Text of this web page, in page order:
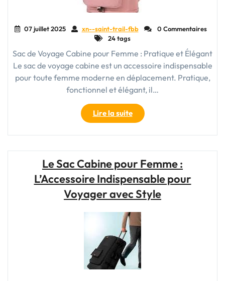
07 juillet 2025 xn--saint-trail-fbb
0 Commentaires
24 tags
Sac de Voyage Cabine pour Femme : Pratique et Élégant
Le sac de voyage cabine est un accessoire indispensable
pour toute femme moderne en déplacement. Pratique,
fonctionnel et élégant, il…
Lire la suite"Le
Sac
de
pour
Femme
:
Pratique
et
Élégant
en
Toutes
Circonstances"
Le Sac Cabine pour Femme :
L’Accessoire Indispensable pour
Voyager avec Style